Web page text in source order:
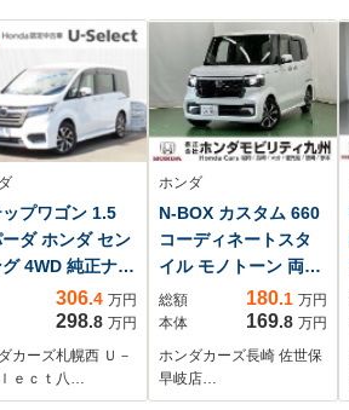
ップワゴン 1.5
ーダ ホンダ セン
4WD 純正ナ
正リア席モニタ
正エンジンスタ
ー/ホンダセンシ
/ETC/両側電動ス
ドア
306.4 万円
298.8 万円
カーズ札幌西 Ｕ－
ｅｃｔ八…
ホンダ
N-BOX カスタム 660
コーディネートスタ
イル モノトーン 両側
電動スライドドア
LEDヘッドライト
総額 180.1 万円
本体
169.8 万円
ホンダカーズ長崎 佐世保
早岐店…